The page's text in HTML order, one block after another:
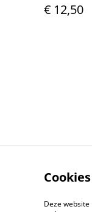
€ 12,50
Cookies
Deze